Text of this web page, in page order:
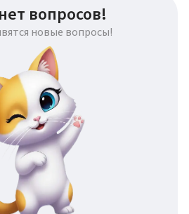
вопросов!
новые вопросы!